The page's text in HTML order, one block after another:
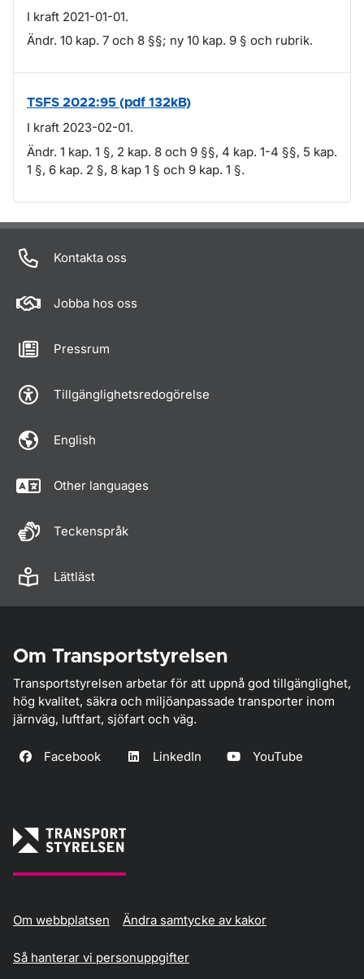
I kraft 2021-01-01.
Ändr. 10 kap. 7 och 8 §§; ny 10 kap. 9 § och rubrik.
TSFS 2022:95 (pdf 132kB)
I kraft 2023-02-01.
Ändr. 1 kap. 1 §, 2 kap. 8 och 9 §§, 4 kap. 1-4 §§, 5 kap.
1 §, 6 kap. 2 §, 8 kap 1 § och 9 kap. 1 §.
Om sidan
Kontakta oss
Jobba hos oss
Pressrum
Tillgänglighetsredogörelse
English
Other languages
Teckenspråk
Lättläst
Om Transportstyrelsen
Transportstyrelsen arbetar för att uppnå god tillgänglighet,
hög kvalitet, säkra och miljöanpassade transporter inom
järnväg, luftfart, sjöfart och väg.
Facebook LinkedIn YouTube
Om webbplatsen Ändra samtycke av kakor
Så hanterar vi personuppgifter